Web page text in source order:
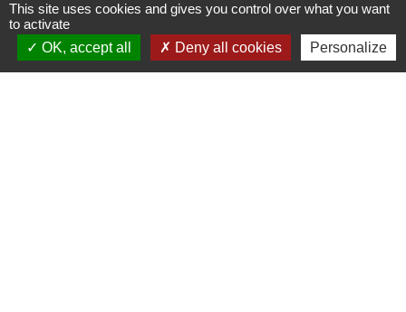
This site uses cookies and gives you control over what you want
to activate
OK, accept all
Deny all cookies Personalize